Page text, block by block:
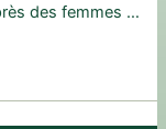
des femmes …